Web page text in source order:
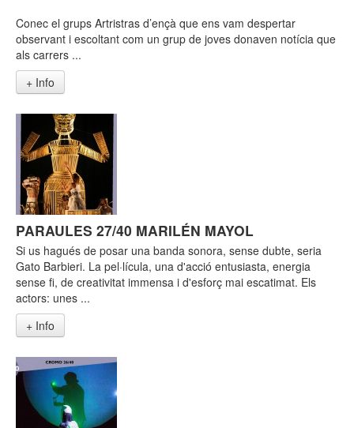
Conec el grups Artristras d’ençà que ens vam despertar
observant i escoltant com un grup de joves donaven notícia que
als carrers ...
+ Info
PARAULES 27/40 MARILÉN MAYOL
Si us hagués de posar una banda sonora, sense dubte, seria
Gato Barbieri. La pel·lícula, una d'acció entusiasta, energia
sense fi, de creativitat immensa i d'esforç mai escatimat. Els
actors: unes ...
+ Info